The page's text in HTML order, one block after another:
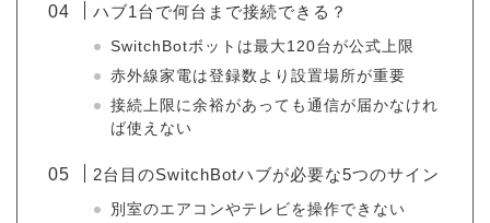
ハブ1台で何台まで接続できる？
SwitchBotボットは最大120台が公式上限
赤外線家電は登録数より設置場所が重要
接続上限に余裕があっても通信が届かなけれ
ば使えない
2台目のSwitchBotハブが必要な5つのサイン
別室のエアコンやテレビを操作できない